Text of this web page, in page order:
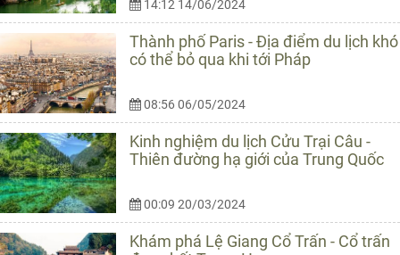
14:12 14/06/2024
Thành phố Paris - Địa điểm du lịch khó
có thể bỏ qua khi tới Pháp
08:56 06/05/2024
Kinh nghiệm du lịch Cửu Trại Câu -
Thiên đường hạ giới của Trung Quốc
00:09 20/03/2024
Khám phá Lệ Giang Cổ Trấn - Cổ trấn